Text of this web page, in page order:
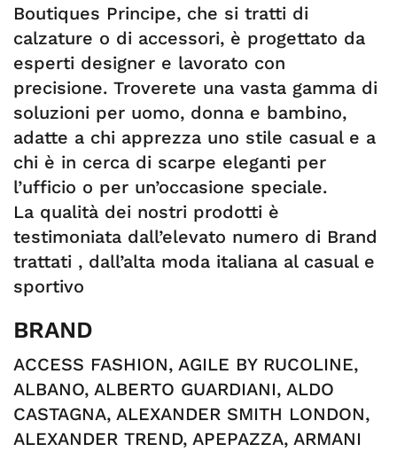
Boutiques Principe, che si tratti di
calzature o di accessori, è progettato da
esperti designer e lavorato con
precisione. Troverete una vasta gamma di
soluzioni per uomo, donna e bambino,
adatte a chi apprezza uno stile casual e a
chi è in cerca di scarpe eleganti per
l’ufficio o per un’occasione speciale.
La qualità dei nostri prodotti è
testimoniata dall’elevato numero di Brand
trattati , dall’alta moda italiana al casual e
sportivo
BRAND
ACCESS FASHION, AGILE BY RUCOLINE,
ALBANO, ALBERTO GUARDIANI, ALDO
CASTAGNA, ALEXANDER SMITH LONDON,
ALEXANDER TREND, APEPAZZA, ARMANI